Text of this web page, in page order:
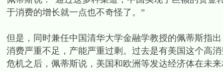
于消费的增长就一点也不奇怪了。”
但是，同时兼任中国清华大学金融学教授的佩蒂斯指
消费严重不足，产能严重过剩。过去是有美国这个高
危机之后，佩蒂斯说，美国和欧洲等发达经济体在未